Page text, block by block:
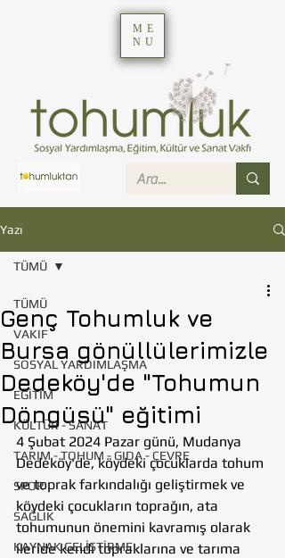
ME
NU
Yazı
TÜMÜ
VAKIF
SOSYAL YARDIMLAŞMA
EĞİTİM
KÜLTÜR - SANAT
TARIM - TOHUM - GIDA - ÇEVRE
SPOR
SAĞLIK
KAYNAK GELİŞTİRME
TÜMÜ
Genç Tohumluk ve
Bursa gönüllülerimizle
Dedeköy'de "Tohumun
Döngüsü" eğitimi
4 Şubat 2024 Pazar günü, Mudanya
Dedeköy'de, köydeki çocuklarda tohum
ve toprak farkındalığı geliştirmek ve
köydeki çocukların toprağın, ata
tohumunun önemini kavramış olarak
ileride kendi topraklarına ve tarıma